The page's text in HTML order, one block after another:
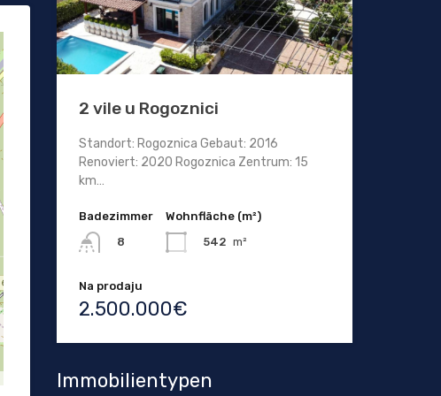
2 vile u Rogoznici
Standort: Rogoznica Gebaut: 2016
Renoviert: 2020 Rogoznica Zentrum: 15
km…
Badezimmer
8
Wohnfläche (m²)
542 m²
Na prodaju
2.500.000€
Immobilientypen